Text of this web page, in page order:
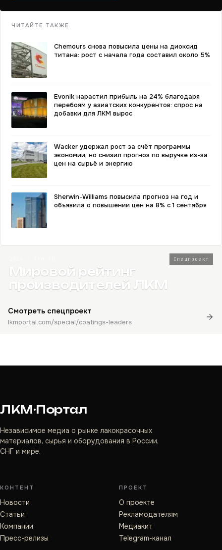
ЧИТАЙТЕ ТАКЖЕ
Chemours снова повысила цены на диоксид
титана: рост с начала года составил около 5%
Evonik нарастил прибыль на 24% благодаря
перебоям у азиатских конкурентов: спрос на
добавки для ЛКМ вырос
Wacker удержал рост за счёт программы
экономии, но снизил прогноз по выручке из-за
цен на сырьё и энергию
Sherwin-Williams повысила прогноз на год и
объявила о повышении цен на 8% с 1 сентября
Спецпроект
Мировой рейтинг
производителей ЛКМ
Смотреть спецпроект
lkmportal.com/special/coatings-leaders
ЛКМ·Портал
Независимое медиа о рынке лакокрасочных
материалов, сырья и оборудования в России,
СНГ и мире.
КОНТЕНТ
Новости
Статьи
Компании
Пресс-релизы
ПРОЕКТ
О проекте
Рекламодателям
Медиакит
Telegram-канал